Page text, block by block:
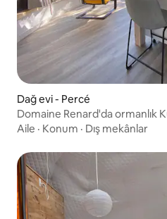
Dağ evi - Percé
Domaine Renard'da ormanlık
Aile · Konum · Dış mekânlar